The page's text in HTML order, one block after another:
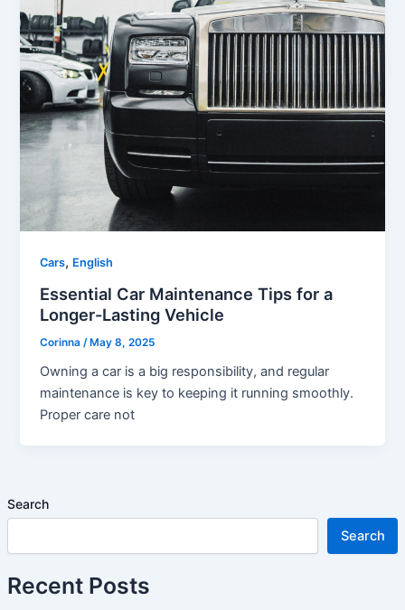
Search
Search
Recent Posts
Cars, English
Essential Car Maintenance Tips for a
Longer-Lasting Vehicle
Corinna /May 8, 2025
Owning a car is a big responsibility, and regular
maintenance is key to keeping it running smoothly.
Proper care not